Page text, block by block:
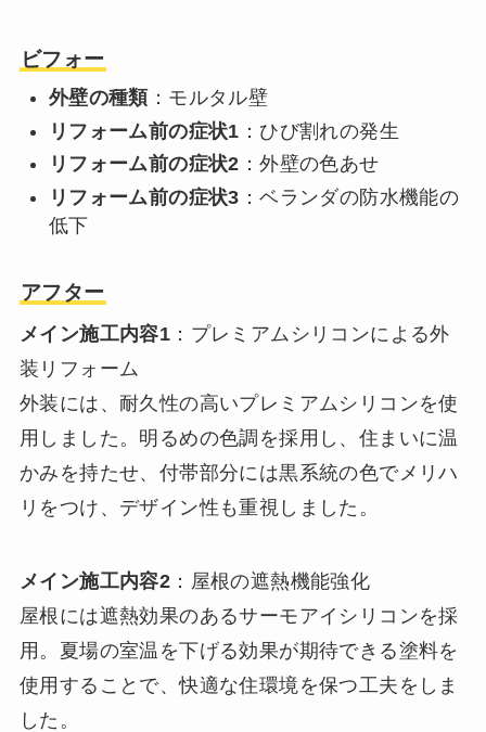
ビフォー
外壁の種類 ：モルタル壁
リフォーム前の症状1 ：ひび割れの発生
リフォーム前の症状2 ：外壁の色あせ
リフォーム前の症状3 ：ベランダの防水機能の
低下
アフター
メイン施工内容1 ：プレミアムシリコンによる外
装リフォーム
外装には、耐久性の高いプレミアムシリコンを使
用しました。明るめの色調を採用し、住まいに温
かみを持たせ、付帯部分には黒系統の色でメリハ
リをつけ、デザイン性も重視しました。
メイン施工内容2 ：屋根の遮熱機能強化
屋根には遮熱効果のあるサーモアイシリコンを採
用。夏場の室温を下げる効果が期待できる塗料を
使用することで、快適な住環境を保つ工夫をしま
した。